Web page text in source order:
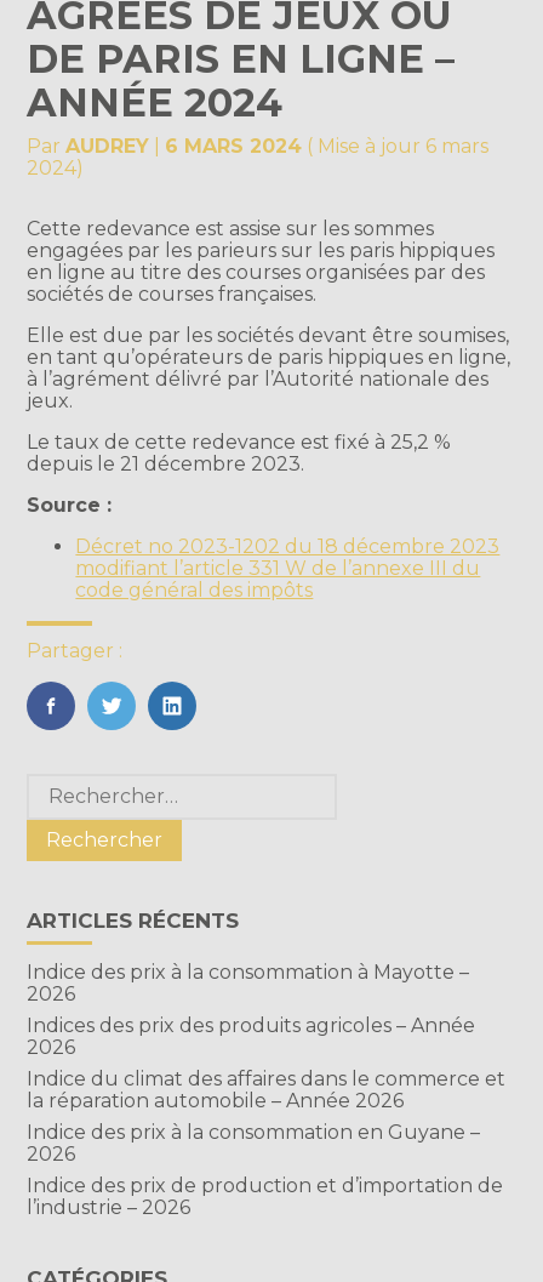
AGRÉÉS DE JEUX OU
DE PARIS EN LIGNE –
ANNÉE 2024
ParAUDREY 6 MARS 2024 ( Mise à jour 6 mars
2024)
Cette redevance est assise sur les sommes
engagées par les parieurs sur les paris hippiques
en ligne au titre des courses organisées par des
sociétés de courses françaises.
Elle est due par les sociétés devant être soumises,
en tant qu’opérateurs de paris hippiques en ligne,
à l’agrément délivré par l’Autorité nationale des
jeux.
Le taux de cette redevance est fixé à 25,2 %
depuis le 21 décembre 2023.
Source :
Décret no 2023-1202 du 18 décembre 2023
modifiant l’article 331 W de l’annexe III du
code général des impôts
Partager :
FaceBook
TwitterLinkedIn
Blog
sidebar
Rechercher :
ARTICLES RÉCENTS
Indice des prix à la consommation à Mayotte –
2026
Indices des prix des produits agricoles – Année
2026
Indice du climat des affaires dans le commerce et
la réparation automobile – Année 2026
Indice des prix à la consommation en Guyane –
2026
Indice des prix de production et d’importation de
l’industrie – 2026